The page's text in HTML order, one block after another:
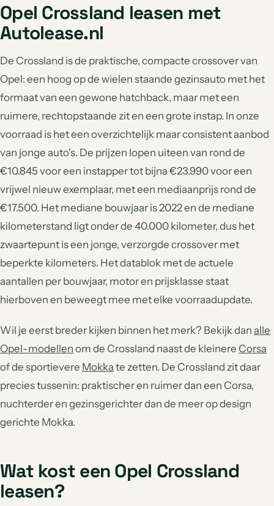
Opel Crossland leasen met
Autolease.nl
De Crossland is de praktische, compacte crossover van
Opel: een hoog op de wielen staande gezinsauto met het
formaat van een gewone hatchback, maar met een
ruimere, rechtopstaande zit en een grote instap. In onze
voorraad is het een overzichtelijk maar consistent aanbod
van jonge auto's. De prijzen lopen uiteen van rond de
€10.845 voor een instapper tot bijna €23.990 voor een
vrijwel nieuw exemplaar, met een mediaanprijs rond de
€17.500. Het mediane bouwjaar is 2022 en de mediane
kilometerstand ligt onder de 40.000 kilometer, dus het
zwaartepunt is een jonge, verzorgde crossover met
beperkte kilometers. Het datablok met de actuele
aantallen per bouwjaar, motor en prijsklasse staat
hierboven en beweegt mee met elke voorraadupdate.
Wil je eerst breder kijken binnen het merk? Bekijk dan alle
Opel-modellen om de Crossland naast de kleinere Corsa
of de sportievere Mokka te zetten. De Crossland zit daar
precies tussenin: praktischer en ruimer dan een Corsa,
nuchterder en gezinsgerichter dan de meer op design
gerichte Mokka.
Wat kost een Opel Crossland
leasen?